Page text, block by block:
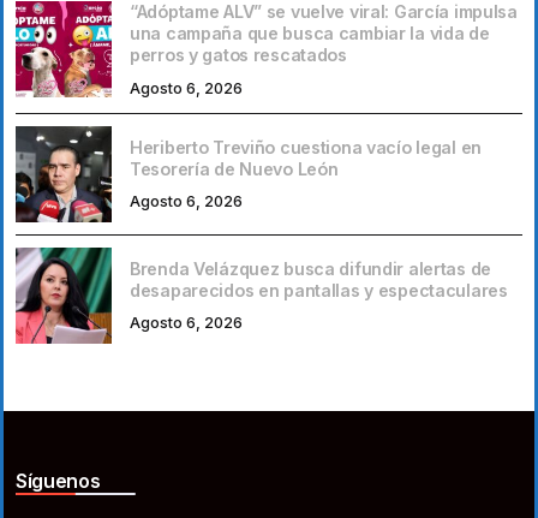
“Adóptame ALV” se vuelve viral: García impulsa
una campaña que busca cambiar la vida de
perros y gatos rescatados
Agosto 6, 2026
Heriberto Treviño cuestiona vacío legal en
Tesorería de Nuevo León
Agosto 6, 2026
Brenda Velázquez busca difundir alertas de
desaparecidos en pantallas y espectaculares
Agosto 6, 2026
Síguenos